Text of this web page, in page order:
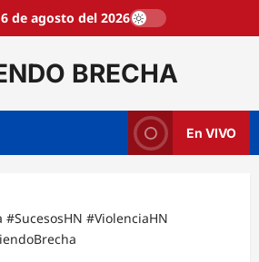
de agosto del 2026
BRECHA
En VIVO
#ViolenciaHN